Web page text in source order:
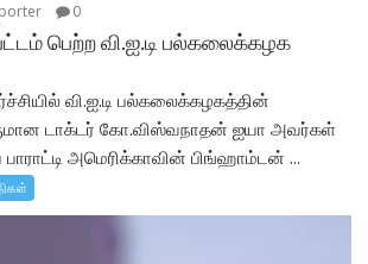
0
பெற்ற வி.ஐ.டி பல்கலைக்கழக
வி.ஐ.டி பல்கலைக்கழகத்தின்
டாக்டர் கோ.விஸ்வநாதன் ஐயா அவர்கள்
அமெரிக்காவின் பிங்ஹாம்டன் ...